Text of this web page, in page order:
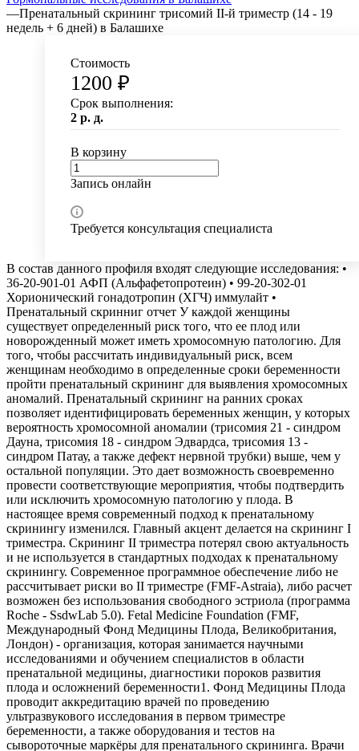
—Пренатальный скрининг трисомий II-й триместр (14 - 19
недель + 6 дней) в Балашихе
Стоимость
1200 ₽
Срок выполнения:
2 р. д.
В корзину
Запись онлайн
Требуется консультация специалиста
В состав данного профиля входят следующие исследования: •
36-20-901-01 АФП (Альфафетопротеин) • 99-20-302-01
Хорионический гонадотропин (ХГЧ) иммулайт •
Пренатальный скринниг отчет У каждой женщины
существует определенный риск того, что ее плод или
новорожденный может иметь хромосомную патологию. Для
того, чтобы рассчитать индивидуальный риск, всем
женщинам необходимо в определенные сроки беременности
пройти пренатальный скрининг для выявления хромосомных
аномалий. Пренатальный скрининг на ранних сроках
позволяет идентифицировать беременных женщин, у которых
вероятность хромосомной аномалии (трисомия 21 - синдром
Дауна, трисомия 18 - синдром Эдвардса, трисомия 13 -
синдром Патау, а также дефект нервной трубки) выше, чем у
остальной популяции. Это дает возможность своевременно
провести соответствующие мероприятия, чтобы подтвердить
или исключить хромосомную патологию у плода. В
настоящее время современный подход к пренатальному
скринингу изменился. Главный акцент делается на скрининг I
триместра. Скрининг II триместра потерял свою актуальность
и не используется в стандартных подходах к пренатальному
скринингу. Современное программное обеспечение либо не
рассчитывает риски во II триместре (FMF-Astraia), либо расчет
возможен без использования свободного эстриола (программа
Roche - SsdwLab 5.0). Fetal Medicine Foundation (FMF,
Международный Фонд Медицины Плода, Великобритания,
Лондон) - организация, которая занимается научными
исследованиями и обучением специалистов в области
пренатальной медицины, диагностики пороков развития
плода и осложнений беременности1. Фонд Медицины Плода
проводит аккредитацию врачей по проведению
ультразвукового исследования в первом триместре
беременности, а также оборудования и тестов на
сывороточные маркёры для пренатального скрининга. Врачи